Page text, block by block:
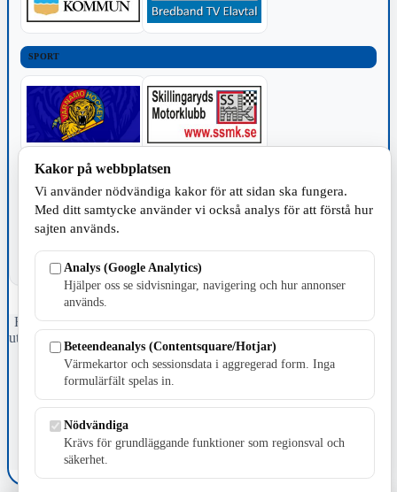
SPORT
TILLVERKNING
Fristående webbtidningsföretag grundat 1991 som sedan 2002 ger
ut tidningen Skillingaryd.nu och 2010 lanserades Värnamo.nu. Från
april 2026 omfattar Skillingaryd.nu tre kommuner: Gnosjö,
Värnamo och Vaggeryds kommun.
Kontakta oss
Postadress: Gisslaköp 1, 568 92 Skillingaryd
Kakor på webbplatsen
Vi använder nödvändiga kakor för att sidan ska fungera.
Med ditt samtycke använder vi också analys för att förstå hur
sajten används.
Analys (Google Analytics)
Hjälper oss se sidvisningar, navigering och hur annonser
används.
Beteendeanalys (Contentsquare/Hotjar)
Värmekartor och sessionsdata i aggregerad form. Inga
formulärfält spelas in.
Nödvändiga
Krävs för grundläggande funktioner som regionsval och
säkerhet.